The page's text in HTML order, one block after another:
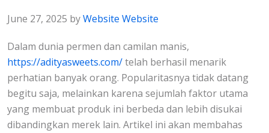
June 27, 2025 byWebsite Website
Dalam dunia permen dan camilan manis,
https://adityasweets.com/telah berhasil menarik
perhatian banyak orang. Popularitasnya tidak datang
begitu saja, melainkan karena sejumlah faktor utama
yang membuat produk ini berbeda dan lebih disukai
dibandingkan merek lain. Artikel ini akan membahas